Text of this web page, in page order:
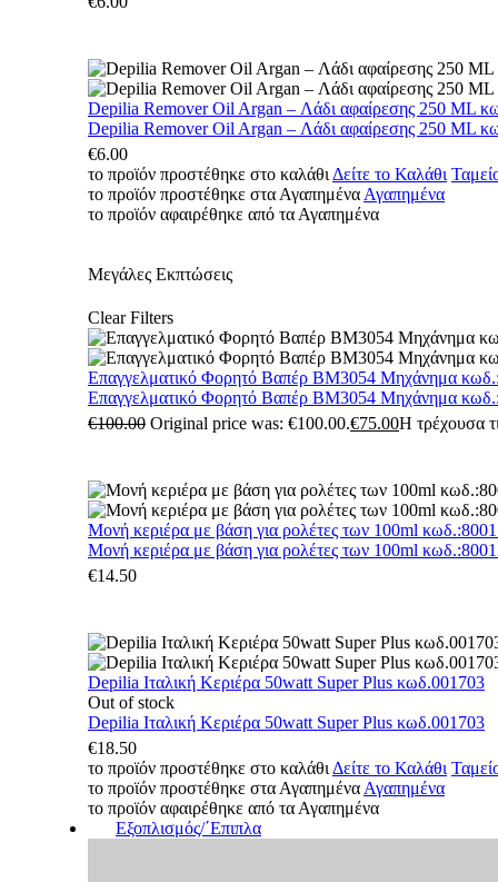
Depilia Remover Oil Argan – Λάδι αφαίρεσης 250 ML
Depilia Remover Oil Argan – Λάδι αφαίρεσης 250 ML
€6.00
το προϊόν προστέθηκε στο καλάθι Δείτε το Καλάθι
το προϊόν προστέθηκε στα Αγαπημένα Αγαπημένα
το προϊόν αφαιρέθηκε από τα Αγαπημένα
Μεγάλες Εκπτώσεις
Clear Filters
Επαγγελματικό Φορητό Βαπέρ BM3054 Μηχάνημα
Επαγγελματικό Φορητό Βαπέρ BM3054 Μηχάνημα
€100.00 Original price was: €100.00.€75.00Η τρέχουσα
Μονή κεριέρα με βάση για ρολέτες των 100ml
Μονή κεριέρα με βάση για ρολέτες των 100ml
€14.50
Depilia Ιταλική Κεριέρα 50watt Super Plus κωδ.001703
Out of stock
Depilia Ιταλική Κεριέρα 50watt Super Plus κωδ.001703
€18.50
το προϊόν προστέθηκε στο καλάθι Δείτε το Καλάθι
το προϊόν προστέθηκε στα Αγαπημένα Αγαπημένα
το προϊόν αφαιρέθηκε από τα Αγαπημένα
Εξοπλισμός/΄Επιπλα